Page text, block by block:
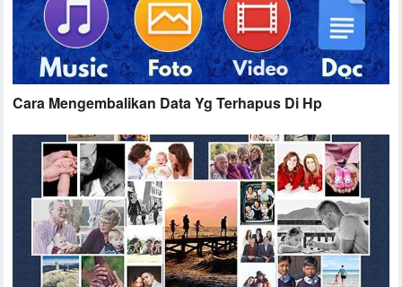
Cara Mengembalikan Data Yg Terhapus Di Hp